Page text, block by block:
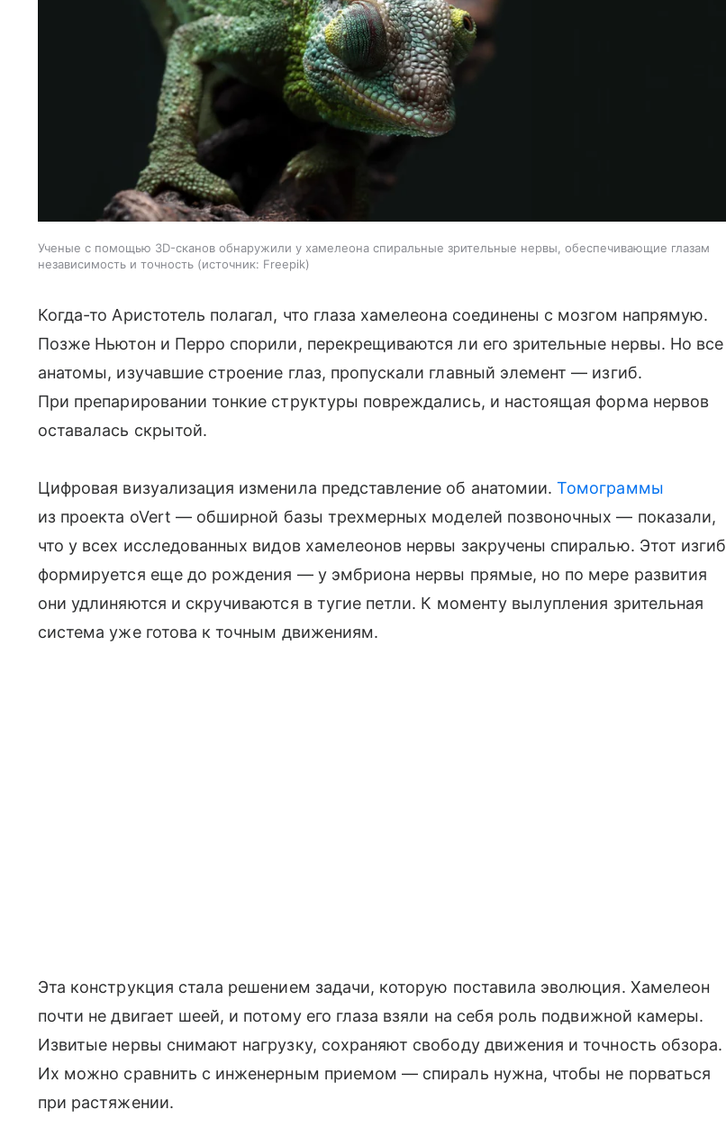
Ученые с помощью 3D-сканов обнаружили у хамелеона спиральные зрительные нервы, обеспечивающие глазам
независимость и точность
источник: Freepik
Когда-то Аристотель полагал, что глаза хамелеона соединены с мозгом напрямую.
Позже Ньютон и Перро спорили, перекрещиваются ли его зрительные нервы. Но все
анатомы, изучавшие строение глаз, пропускали главный элемент — изгиб.
При препарировании тонкие структуры повреждались, и настоящая форма нервов
оставалась скрытой.
Цифровая визуализация изменила представление об анатомии.Томограммы
из проекта oVert — обширной базы трехмерных моделей позвоночных — показали,
что у всех исследованных видов хамелеонов нервы закручены спиралью. Этот изгиб
формируется еще до рождения — у эмбриона нервы прямые, но по мере развития
они удлиняются и скручиваются в тугие петли. К моменту вылупления зрительная
система уже готова к точным движениям.
Эта конструкция стала решением задачи, которую поставила эволюция. Хамелеон
почти не двигает шеей, и потому его глаза взяли на себя роль подвижной камеры.
Извитые нервы снимают нагрузку, сохраняют свободу движения и точность обзора.
Их можно сравнить с инженерным приемом — спираль нужна, чтобы не порваться
при растяжении.